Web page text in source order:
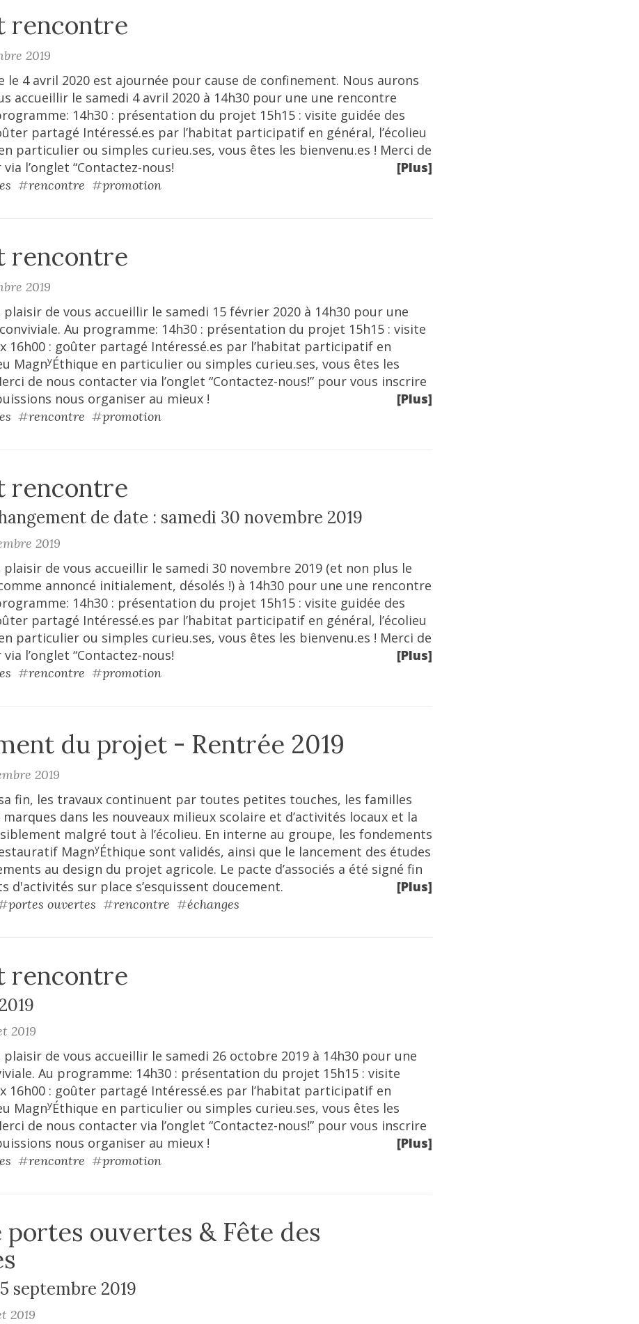
rencontre
2019
le 4 avril 2020 est ajournée pour cause de confinement. Nous aurons
accueillir le samedi 4 avril 2020 à 14h30 pour une une rencontre
14h30 : présentation du projet 15h15 : visite guidée des
partagé Intéressé.es par l’habitat participatif en général, l’écolieu
particulier ou simples curieu.ses, vous êtes les bienvenu.es ! Merci de
l’onglet “Contactez-nous!
[Plus]
#rencontre #promotion
rencontre
2019
plaisir de vous accueillir le samedi 15 février 2020 à 14h30 pour une
Au programme: 14h30 : présentation du projet 15h15 : visite
16h00 : goûter partagé Intéressé.es par l’habitat participatif en
MagnyÉthique en particulier ou simples curieu.ses, vous êtes les
de nous contacter via l’onglet “Contactez-nous!” pour vous inscrire
nous organiser au mieux !
[Plus]
#rencontre #promotion
rencontre
de date : samedi 30 novembre 2019
2019
plaisir de vous accueillir le samedi 30 novembre 2019 (et non plus le
annoncé initialement, désolés !) à 14h30 pour une une rencontre
14h30 : présentation du projet 15h15 : visite guidée des
partagé Intéressé.es par l’habitat participatif en général, l’écolieu
particulier ou simples curieu.ses, vous êtes les bienvenu.es ! Merci de
l’onglet “Contactez-nous!
[Plus]
#rencontre #promotion
du projet - Rentrée 2019
2019
sa fin, les travaux continuent par toutes petites touches, les familles
dans les nouveaux milieux scolaire et d’activités locaux et la
malgré tout à l’écolieu. En interne au groupe, les fondements
MagnyÉthique sont validés, ainsi que le lancement des études
au design du projet agricole. Le pacte d’associés a été signé fin
d'activités sur place s’esquissent doucement.
[Plus]
portes ouvertes #rencontre #échanges
rencontre
2019
plaisir de vous accueillir le samedi 26 octobre 2019 à 14h30 pour une
Au programme: 14h30 : présentation du projet 15h15 : visite
16h00 : goûter partagé Intéressé.es par l’habitat participatif en
MagnyÉthique en particulier ou simples curieu.ses, vous êtes les
de nous contacter via l’onglet “Contactez-nous!” pour vous inscrire
nous organiser au mieux !
[Plus]
#rencontre #promotion
portes ouvertes & Fête des
septembre 2019
2019